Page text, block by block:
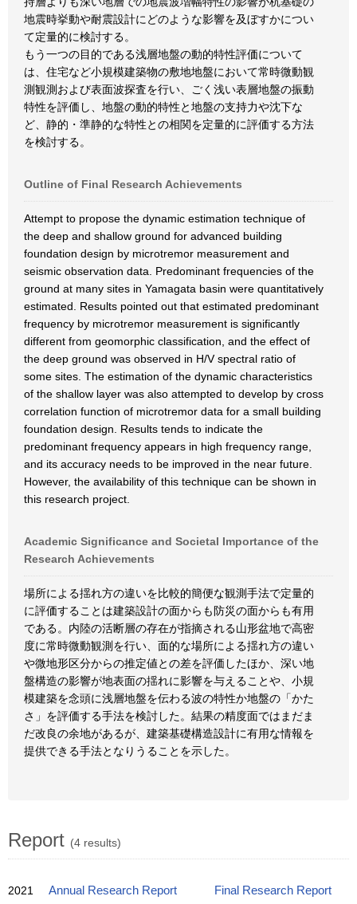
地震時挙動や耐震設計にどのような影響を及ぼすかについ
て定量的に検討する。
もう一つの目的である浅層地盤の動的特性評価について
は、住宅など小規模建築物の敷地地盤において常時微動観
測観測および表面波探査を行い、ごく浅い表層地盤の振動
特性を評価し、地盤の動的特性と地盤の支持力や沈下な
ど、静的・準静的な特性との相関を定量的に評価する方法
を検討する。
Outline of Final Research Achievements
Attempt to propose the dynamic estimation technique of
the deep and shallow ground for advanced building
foundation design by microtremor measurement and
seismic observation data. Predominant frequencies of the
ground at many sites in Yamagata basin were quantitatively
estimated. Results pointed out that estimated predominant
frequency by microtremor measurement is significantly
different from geomorphic classification, and the effect of
the deep ground was observed in H/V spectral ratio of
some sites. The estimation of the dynamic characteristics
of the shallow layer was also attempted to develop by cross
correlation function of microtremor data for a small building
foundation design. Results tends to indicate the
predominant frequency appears in high frequency range,
and its accuracy needs to be improved in the near future.
However, the availability of this technique can be shown in
this research project.
Academic Significance and Societal Importance of the
Research Achievements
場所による揺れ方の違いを比較的簡便な観測手法で定量的
に評価することは建築設計の面からも防災の面からも有用
である。内陸の活断層の存在が指摘される山形盆地で高密
度に常時微動観測を行い、面的な場所による揺れ方の違い
や微地形区分からの推定値との差を評価したほか、深い地
盤構造の影響が地表面の揺れに影響を与えることや、小規
模建築を念頭に浅層地盤を伝わる波の特性か地盤の「かた
さ」を評価する手法を検討した。結果の精度面ではまだま
だ改良の余地があるが、建築基礎構造設計に有用な情報を
提供できる手法となりうることを示した。
Report (4 results)
2021 Annual Research Report
Final Research Report